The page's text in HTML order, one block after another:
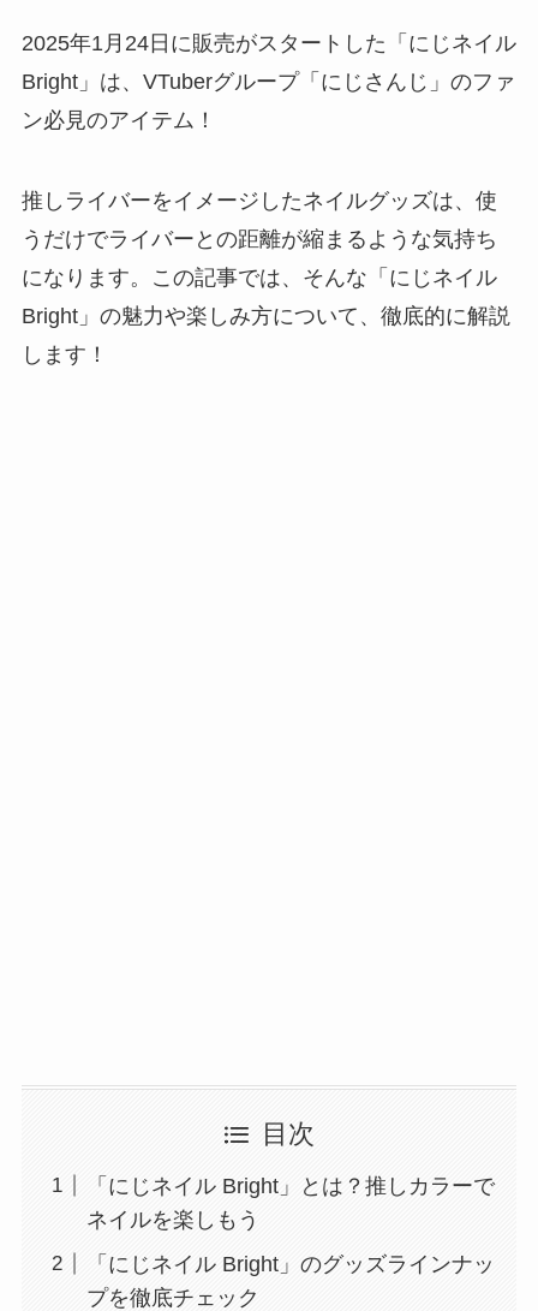
2025年1月24日に販売がスタートした「にじネイル
Bright」は、VTuberグループ「にじさんじ」のファ
ン必見のアイテム！
推しライバーをイメージしたネイルグッズは、使
うだけでライバーとの距離が縮まるような気持ち
になります。
この記事では、そんな「にじネイル
Bright」の魅力や楽しみ方について、徹底的に解説
します！
目次
「にじネイル Bright」とは？推しカラーで
ネイルを楽しもう
「にじネイル Bright」のグッズラインナッ
プを徹底チェック